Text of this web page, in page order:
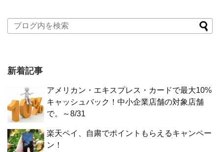
新着記事
アメリカン・エキスプレス・カードで最大10%
キャッシュバック！中小企業店舗の対象店舗
で。～8/31
楽天ペイ、自粛でポイントもらえるキャンペー
ン！